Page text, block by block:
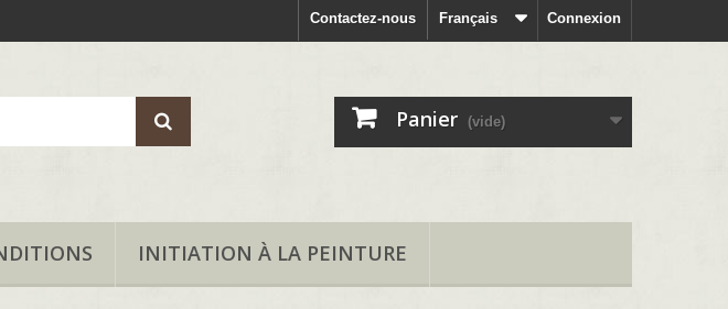
Connexion
Français
Contactez-nous
Panier (vide)
INITIATION À LA PEINTURE